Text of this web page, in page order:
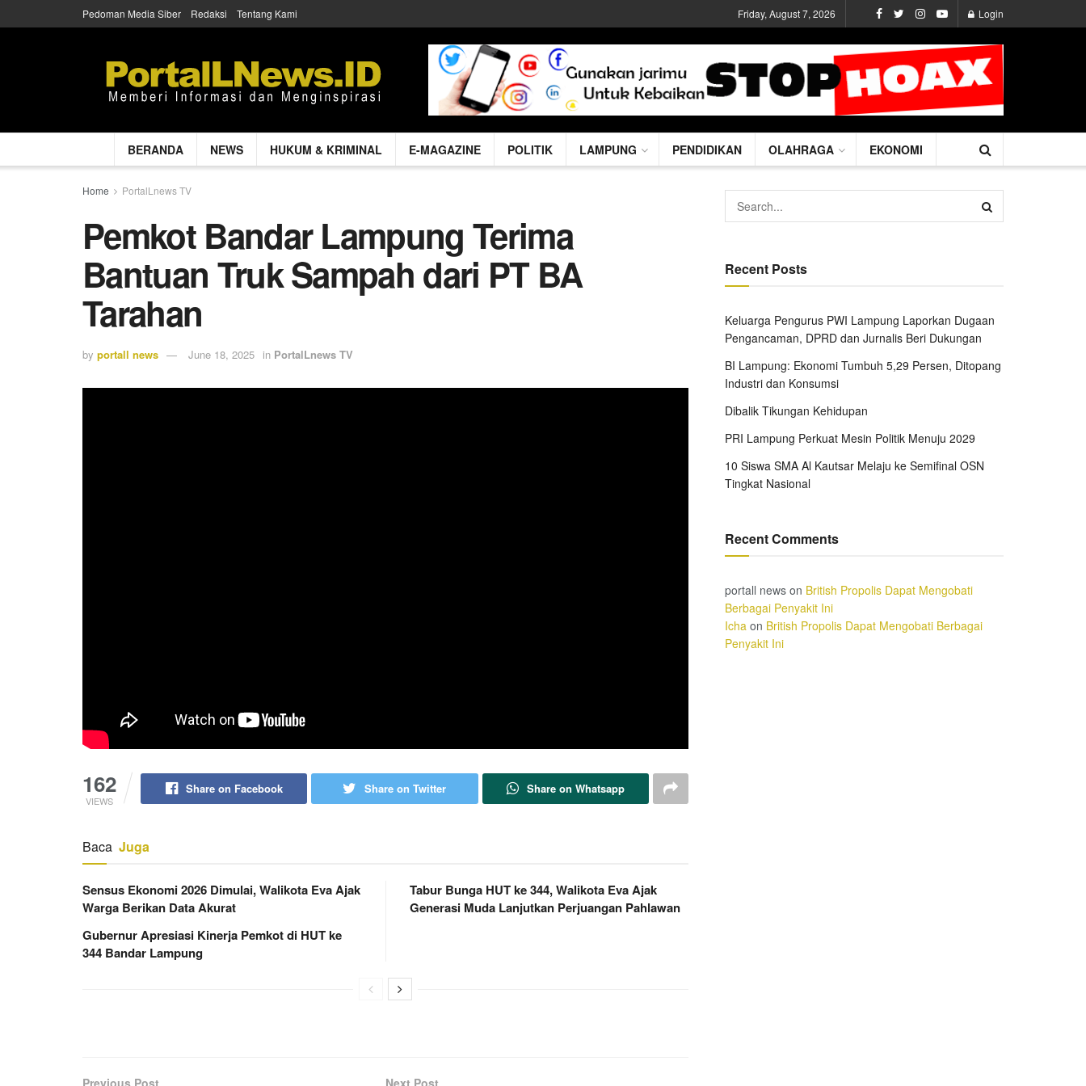
Pedoman Media Siber Redaksi Tentang Kami Friday, August 7, 2026 Login
BERANDA NEWS HUKUM & KRIMINAL E-MAGAZINE POLITIK LAMPUNG PENDIDIKAN OLAHRAGA EKONOMI
Home PortalLnews TV
Pemkot Bandar Lampung Terima
Bantuan Truk Sampah dari PT BA
Tarahan
by portall news June 18, 2025 in PortalLnews TV
162
VIEWS
Share on Facebook Share on Twitter Share on Whatsapp
Baca Juga
Sensus Ekonomi 2026 Dimulai, Walikota Eva Ajak
Warga Berikan Data Akurat
Gubernur Apresiasi Kinerja Pemkot di HUT ke
344 Bandar Lampung
Tabur Bunga HUT ke 344, Walikota Eva Ajak
Generasi Muda Lanjutkan Perjuangan Pahlawan
Previous Post Next Post
Recent Posts
Keluarga Pengurus PWI Lampung Laporkan Dugaan
Pengancaman, DPRD dan Jurnalis Beri Dukungan
BI Lampung: Ekonomi Tumbuh 5,29 Persen, Ditopang
Industri dan Konsumsi
Dibalik Tikungan Kehidupan
PRI Lampung Perkuat Mesin Politik Menuju 2029
10 Siswa SMA Al Kautsar Melaju ke Semifinal OSN
Tingkat Nasional
Recent Comments
portall news on British Propolis Dapat Mengobati
Berbagai Penyakit Ini
Icha on British Propolis Dapat Mengobati Berbagai
Penyakit Ini